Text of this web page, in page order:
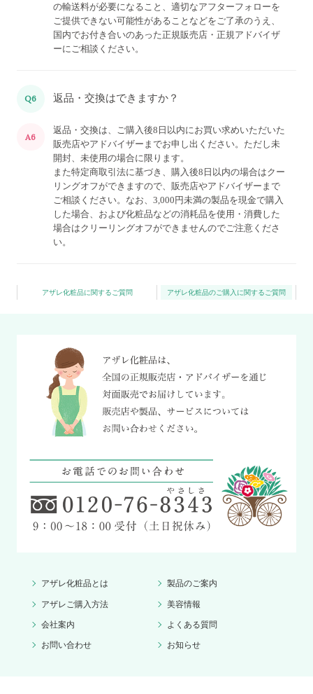
の輸送料が必要になること、適切なアフターフォローを
ご提供できない可能性があることなどをご了承のうえ、
国内でお付き合いのあった正規販売店・正規アドバイザ
ーにご相談ください。
Q6 返品・交換はできますか？
A6
返品・交換は、ご購入後8日以内にお買い求めいただいた
販売店やアドバイザーまでお申し出ください。ただし未
開封、未使用の場合に限ります。
また特定商取引法に基づき、購入後8日以内の場合はクー
リングオフができますので、販売店やアドバイザーまで
ご相談ください。なお、3,000円未満の製品を現金で購入
した場合、および化粧品などの消耗品を使用・消費した
場合はクリーリングオフができませんのでご注意くださ
い。
アザレ化粧品に関するご質問 アザレ化粧品のご購入に関するご質問
アザレ化粧品とは 製品のご案内
アザレご購入方法 美容情報
会社案内 よくある質問
お問い合わせ お知らせ